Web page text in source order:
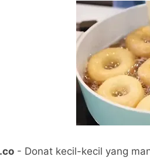
- Donat kecil-kecil yang